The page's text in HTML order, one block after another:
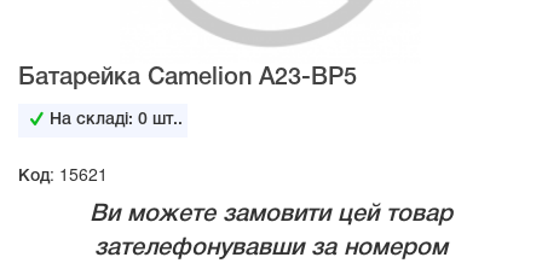
Батарейка Camelion А23-ВР5
На складі:0 шт..
Код: 15621
Ви можете замовити цей товар
зателефонувавши за номером